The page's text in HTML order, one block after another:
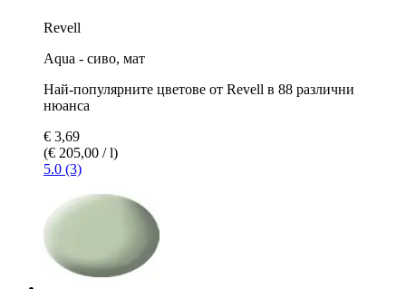
Revell
Aqua - сиво, мат
Най-популярните цветове от Revell в 88 различни
нюанса
€ 3,69
(€ 205,00 / l)
5.0 (3)